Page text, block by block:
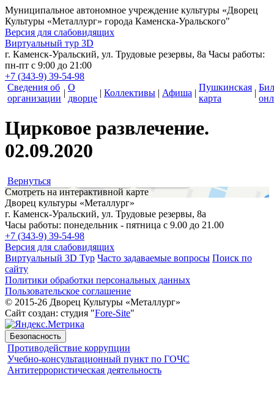
Муниципальное автономное учреждение культуры «Дворец
Культуры «Металлург» города Каменска-Уральского"
Версия для слабовидящих
Виртуальный тур 3D
г. Каменск-Уральский, ул. Трудовые резервы, 8а Часы работы:
пн-пт с 9:00 до 21:00
+7 (343-9) 39-54-98
Сведения об
организации
|
О
дворце
| Коллективы | Афиша |
Пушкинская
карта
|
Цирковое развлечение.
02.09.2020
Вернуться
Смотреть на интерактивной карте
Дворец культуры «Металлург»
г. Каменск-Уральский, ул. Трудовые резервы, 8а
Часы работы: понедельник - пятница с 9.00 до 21.00
+7 (343-9) 39-54-98
Версия для слабовидящих
Виртуальный 3D Тур Часто задаваемые вопросы Поиск по
сайту
Политики обработки персональных данных
Пользовательское соглашение
© 2015-26 Дворец Культуры «Металлург»
Сайт создан: студия "Fore-Site"
Безопасность
Противодействие коррупции
Учебно-консультационный пункт по ГОЧС
Антитеррористическая деятельность